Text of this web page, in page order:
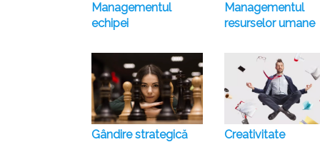
Managementul
echipei
Managementul
resurselor umane
Gândire strategică Creativitate